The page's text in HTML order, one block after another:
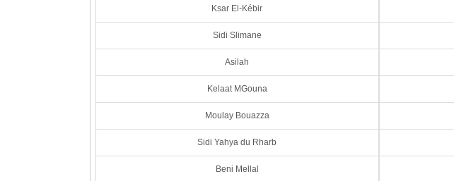
Ksar El-Kébir
Sidi Slimane
Asilah
Kelaat MGouna
Moulay Bouazza
Sidi Yahya du Rharb
Beni Mellal